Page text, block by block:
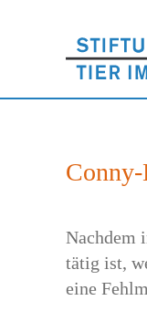
Nachdem
tätig ist,
eine